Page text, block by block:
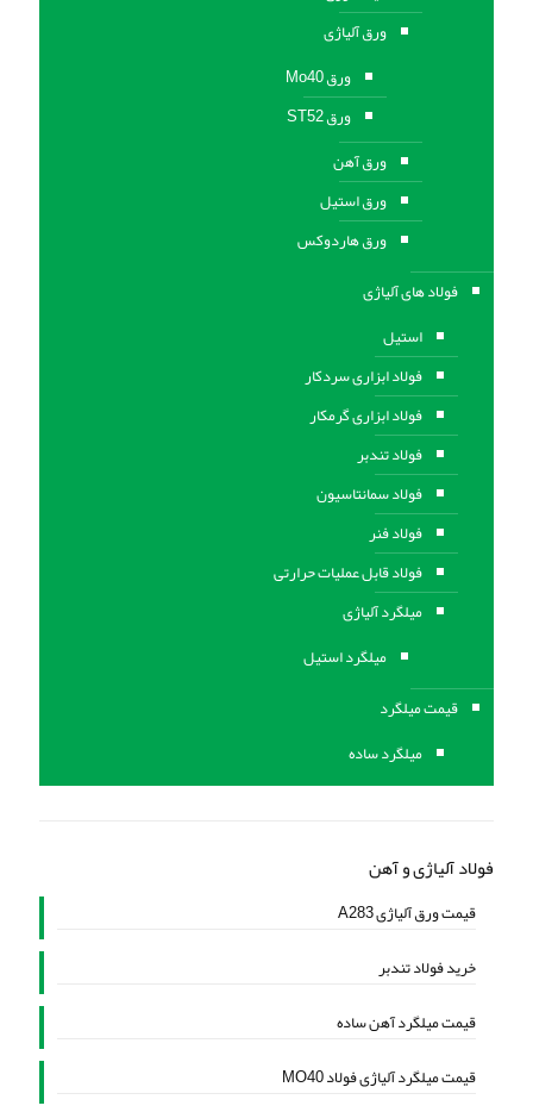
ورق آلیاژی
ورق Mo40
ورق ST52
ورق آهن
ورق استيل
ورق هاردوکس
فولاد های آلیاژی
استیل
فولاد ابزاری سردکار
فولاد ابزاری گرمکار
فولاد تندبر
فولاد سمانتاسیون
فولاد فنر
فولاد قابل عملیات حرارتی
ميلگرد آلیاژی
میلگرد استیل
قیمت میلگرد
میلگرد ساده
فولاد آلیاژی و آهن
قیمت ورق آلیاژی A283
خرید فولاد تندبر
قیمت میلگرد آهن ساده
قیمت میلگرد آلیاژی فولاد MO40